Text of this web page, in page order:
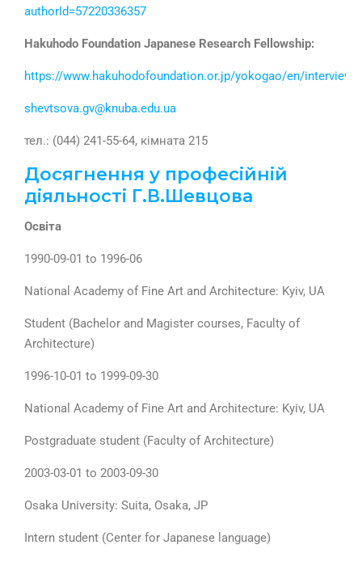
authorId=57220336357
Hakuhodo Foundation Japanese Research Fellowship:
https://www.hakuhodofoundation.or.jp/yokogao/en/interview/
shevtsova.gv@knuba.edu.ua
тел.: (044) 241-55-64, кімната 215
Досягнення у професійній
діяльності Г.В.Шевцова
Освіта
1990-09-01 to 1996-06
National Academy of Fine Art and Architecture: Kyiv, UA
Student (Bachelor and Magister courses, Faculty of
Architecture)
1996-10-01 to 1999-09-30
National Academy of Fine Art and Architecture: Kyiv, UA
Postgraduate student (Faculty of Architecture)
2003-03-01 to 2003-09-30
Osaka University: Suita, Osaka, JP
Intern student (Center for Japanese language)